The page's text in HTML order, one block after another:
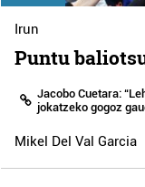
Irun
Puntu
Jacobo Cuetara:
jokatzeko gogoz
Mikel Del Val Garcia